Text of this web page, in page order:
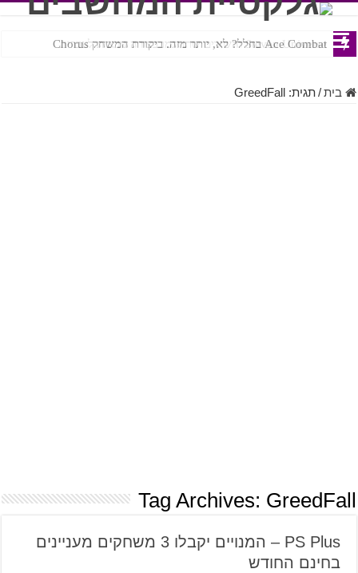
Ace Combat בחלל? לא, יותר מזה. ביקורת המשחק Chorus
Steven Universe והשירים שתורגמו בצורה נוראית לעברית
בית/תגית:GreedFall
Tag Archives: GreedFall
PS Plus – המנויים יקבלו 3 משחקים מעניינים
בחינם החודש